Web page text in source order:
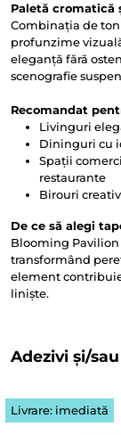
Paletă cromatică
Combinația de
profunzime
eleganță fără
scenografie
Recomandat
Livinguri
Dininguri cu
Spații
restaurante
Birouri
De ce să alegi
Blooming
transformând
element
liniște.
Adezivi și/
Livrare: imediată